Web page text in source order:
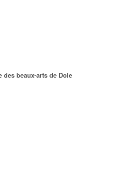
des beaux-arts de Dole